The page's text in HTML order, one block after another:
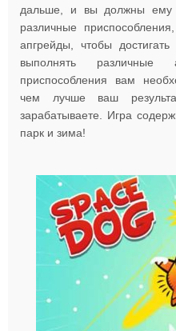
дальше, и вы должны ему
различные
апгрейды, чтобы
выполнять различные
приспособления вам
чем лучше ваш
зарабатываете. Игра
парк и зима!